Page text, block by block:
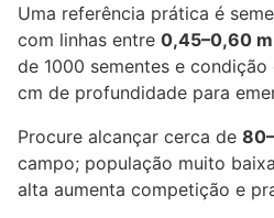
Uma referência prática é
com linhas entre 0,45–0,60 m
de 1000 sementes e
cm de profundidade para
Procure alcançar cerca de
campo; população muito
alta aumenta competição e